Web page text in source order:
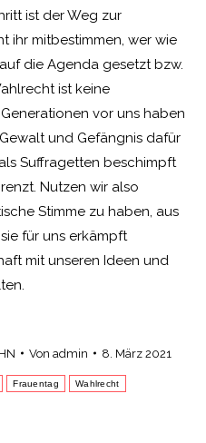
ist der Weg zur
ihr mitbestimmen, wer wie
die Agenda gesetzt bzw.
ist keine
vor uns haben
und Gefängnis dafür
Suffragetten beschimpft
Nutzen wir also
Stimme zu haben, aus
für uns erkämpft
mit unseren Ideen und
Von admin 8. März 2021
Frauentag Wahlrecht